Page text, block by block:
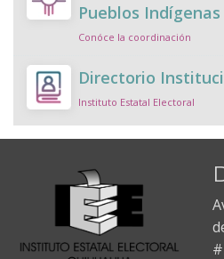
Pueblos Indígenas
Conóce la coordinación
Directorio
Instituto Estatal Electoral